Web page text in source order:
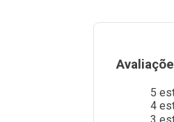
5
4
3